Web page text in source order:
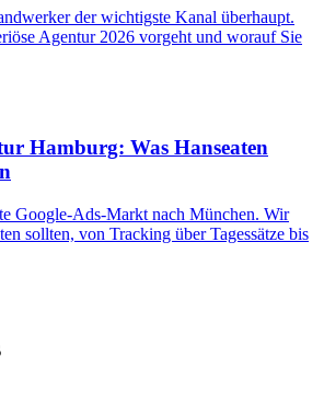
der wichtigste Kanal überhaupt.
Agentur 2026 vorgeht und worauf Sie
Hamburg: Was Hanseaten
Google-Ads-Markt nach München. Wir
sollten, von Tracking über Tagessätze bis